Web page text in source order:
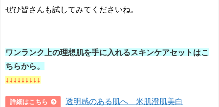
ぜひ皆さんも試してみてくださいね。
ワンランク上の理想肌を手に入れるスキンケアセットはこ
ちらから。
↓↓↓↓↓↓↓↓↓
詳細はこちら 透明感のある肌へ 米肌澄肌美白